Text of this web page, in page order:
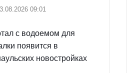
09:01
с водоемом для
появится в
новостройках